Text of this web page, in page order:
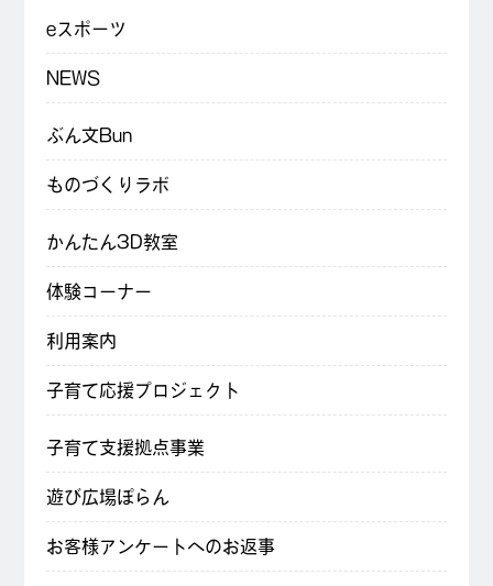
eスポーツ
NEWS
ぶん文Bun
ものづくりラボ
かんたん3D教室
体験コーナー
利用案内
子育て応援プロジェクト
子育て支援拠点事業
遊び広場ぽらん
お客様アンケートへのお返事